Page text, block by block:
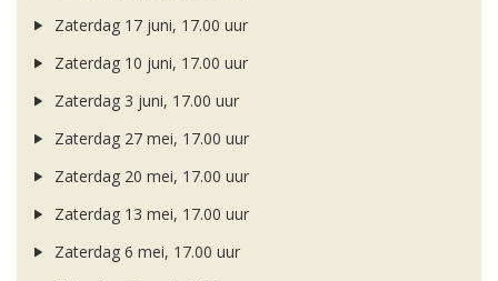
Zaterdag 17 juni, 17.00 uur
Zaterdag 10 juni, 17.00 uur
Zaterdag 3 juni, 17.00 uur
Zaterdag 27 mei, 17.00 uur
Zaterdag 20 mei, 17.00 uur
Zaterdag 13 mei, 17.00 uur
Zaterdag 6 mei, 17.00 uur